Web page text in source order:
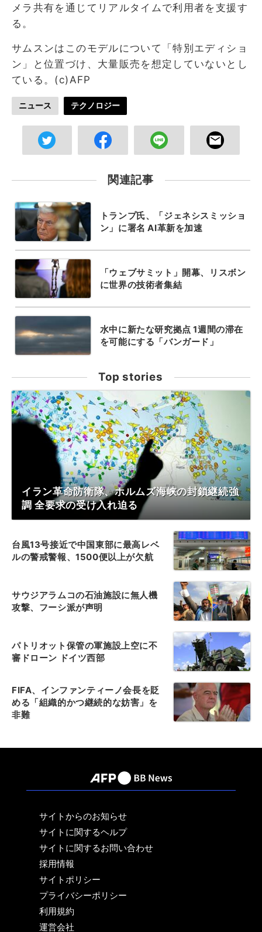
メラ共有を通じてリアルタイムで利用者を支援す
る。
サムスンはこのモデルについて「特別エディショ
ン」と位置づけ、大量販売を想定していないとし
ている。(c)AFP
ニュース テクノロジー
関連記事
トランプ氏、「ジェネシスミッショ
ン」に署名 AI革新を加速
「ウェブサミット」開幕、リスボン
に世界の技術者集結
水中に新たな研究拠点 1週間の滞在
を可能にする「バンガード」
Top stories
イラン革命防衛隊、ホルムズ海峡の封鎖継続強
調 全要求の受け入れ迫る
台風13号接近で中国東部に最高レベ
ルの警戒警報、1500便以上が欠航
サウジアラムコの石油施設に無人機
攻撃、フーシ派が声明
パトリオット保管の軍施設上空に不
審ドローン ドイツ西部
FIFA、インファンティーノ会長を貶
める「組織的かつ継続的な妨害」を
非難
サイトからのお知らせ
サイトに関するヘルプ
サイトに関するお問い合わせ
採用情報
サイトポリシー
プライバシーポリシー
利用規約
運営会社